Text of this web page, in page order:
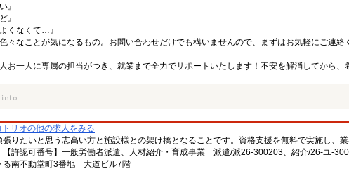
』
』
くなくて…』
々なことが気になるもの。お問い合わせだけでも構いませんので、まずはお気軽にご連絡
お一人に専属の担当がつき、就業まで全力でサポートいたします！不安を解消してから、
リオの他の求人をみる
張りたいと思う志高い方と施設様との架け橋となることです。資格支援を無料で実施し、
【許認可番号】一般労働者派遣、人材紹介・育成事業 派遣/派26-300203、紹介/26-ユ-
る南不動堂町3番地 大道ビル7階